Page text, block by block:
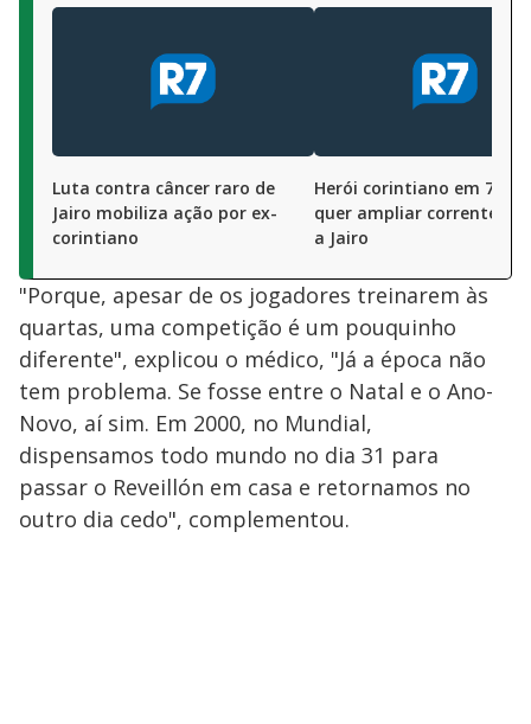
Luta contra câncer raro de
Jairo mobiliza ação por ex-
corintiano
Herói corintiano em 77,
quer ampliar corrente de
a Jairo
"Porque, apesar de os jogadores treinarem às
quartas, uma competição é um pouquinho
diferente", explicou o médico, "Já a época não
tem problema. Se fosse entre o Natal e o Ano-
Novo, aí sim. Em 2000, no Mundial,
dispensamos todo mundo no dia 31 para
passar o Reveillón em casa e retornamos no
outro dia cedo", complementou.